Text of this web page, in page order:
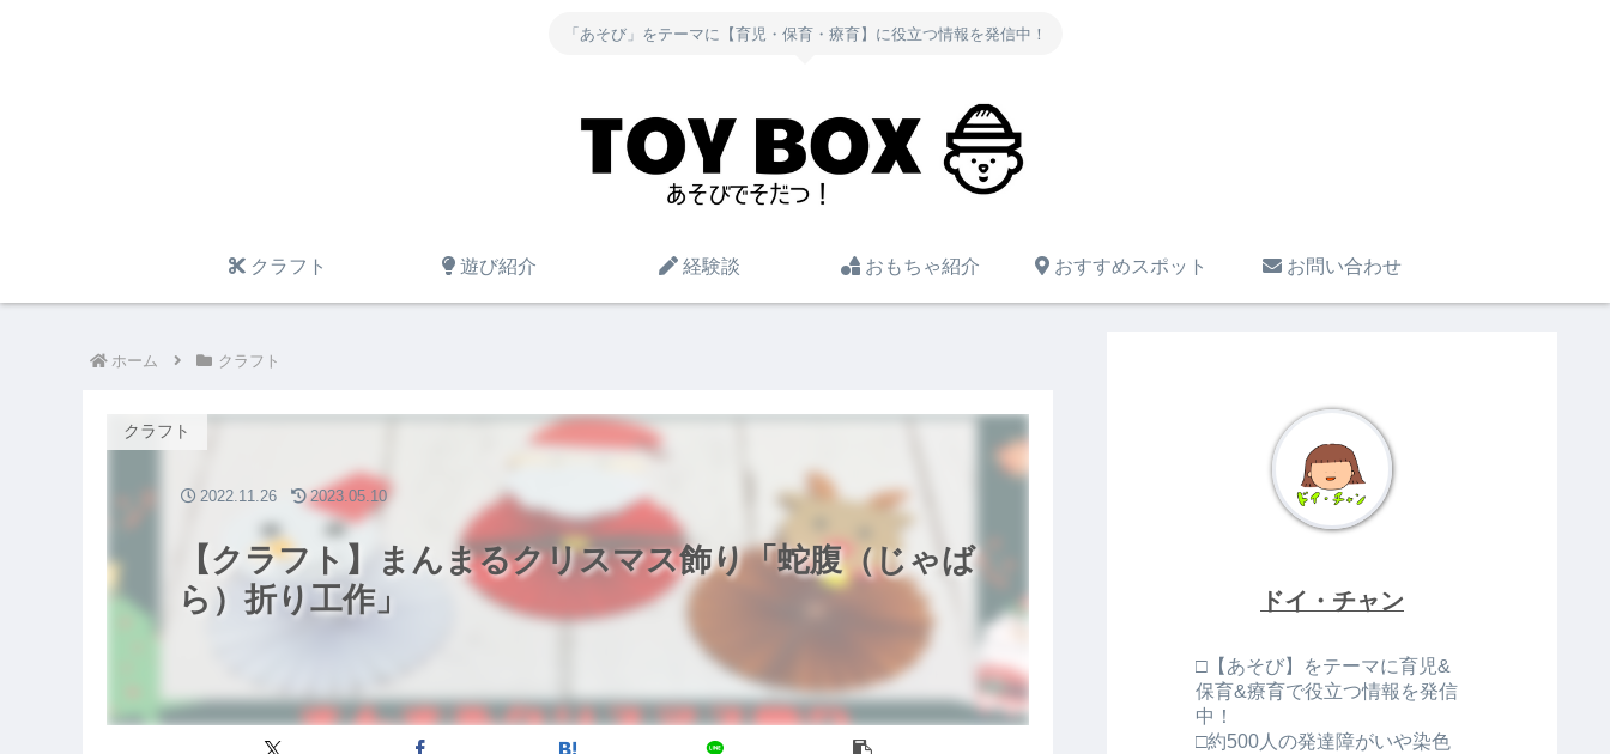
「あそび」をテーマに【育児・保育・療育】に役立つ情報を発信中！
クラフト 遊び紹介 経験談 おもちゃ紹介 おすすめスポット お問い合わせ
ホーム クラフト
【クラフト】まんまるクリスマス飾り「蛇腹（じゃば
ら）折り工作」
クラフト
2022.11.26 2023.05.10
ドイ・チャン
□【あそび】をテーマに育児&
保育&療育で役立つ情報を発信
中！
□約500人の発達障がいや染色